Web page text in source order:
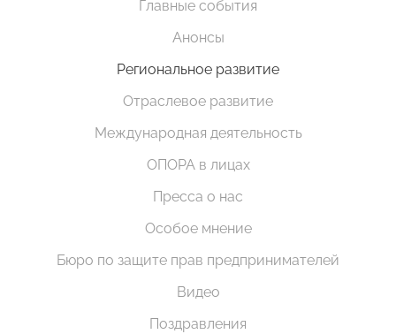
Главные события
Анонсы
Региональное развитие
Отраслевое развитие
Международная деятельность
ОПОРА в лицах
Пресса о нас
Особое мнение
Бюро по защите прав предпринимателей
Видео
Поздравления